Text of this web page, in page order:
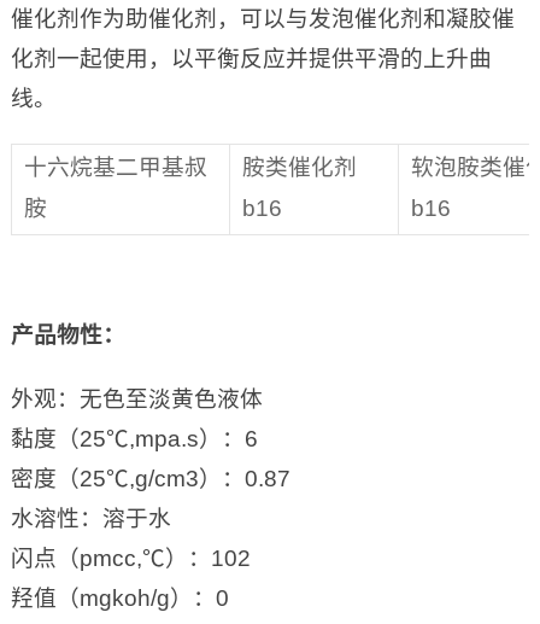
催化剂作为助催化剂，可以与发泡催化剂和凝胶催
化剂一起使用，以平衡反应并提供平滑的上升曲
线。
十六烷基二甲基叔
胺
胺类催化剂
b16
软泡胺类催
b16
产品物性：
外观：无色至淡黄色液体
黏度（25℃,mpa.s）：6
密度（25℃,g/cm3）：0.87
水溶性：溶于水
闪点（pmcc,℃）：102
羟值（mgkoh/g）：0